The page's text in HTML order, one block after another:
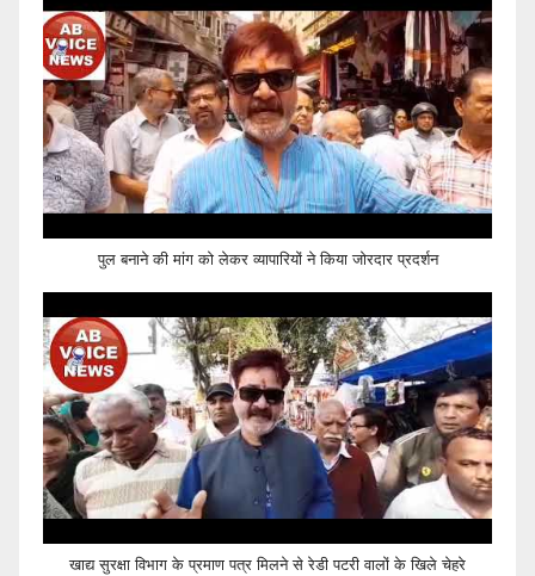
पुल बनाने की मांग को लेकर व्यापारियों ने किया जोरदार प्रदर्शन
खाद्य सुरक्षा विभाग के प्रमाण पत्र मिलने से रेडी पटरी वालों के खिले चेहरे